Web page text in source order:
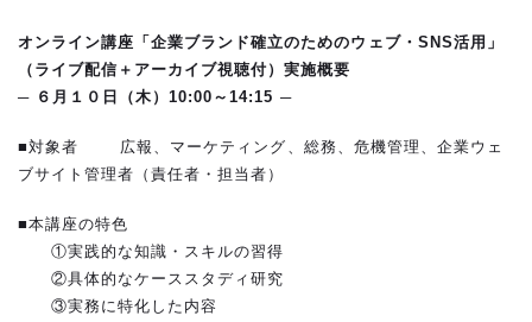
オンライン講座「企業ブランド確立のためのウェブ・SNS活用」
（ライブ配信＋アーカイブ視聴付）実施概要
─ ６月１０日（木）10:00～14:15 ─
■対象者 広報、マーケティング、総務、危機管理、企業ウェ
ブサイト管理者（責任者・担当者）
■本講座の特色
①実践的な知識・スキルの習得
②具体的なケーススタディ研究
③実務に特化した内容